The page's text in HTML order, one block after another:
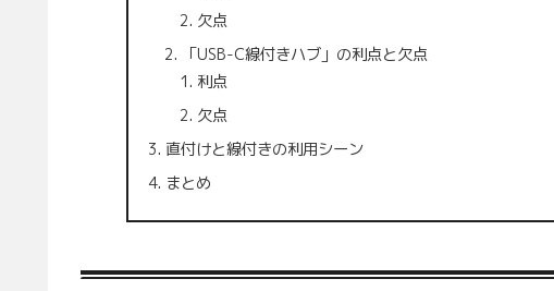
欠点
「USB-C線付きハブ」の利点と欠点
利点
欠点
直付けと線付きの利用シーン
まとめ